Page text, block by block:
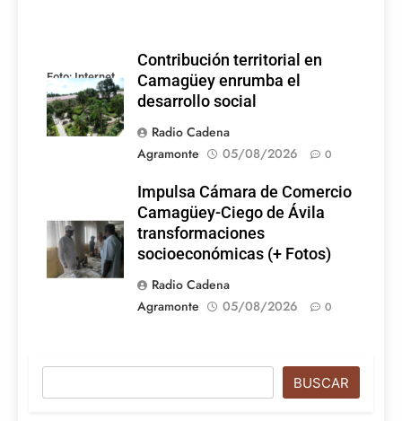
Foto: Internet
Contribución territorial en
Camagüey enrumba el
desarrollo social
Radio Cadena
Agramonte
05/08/2026 0
Impulsa Cámara de Comercio
Camagüey-Ciego de Ávila
transformaciones
socioeconómicas (+ Fotos)
Radio Cadena
Agramonte
05/08/2026 0
BUSCAR